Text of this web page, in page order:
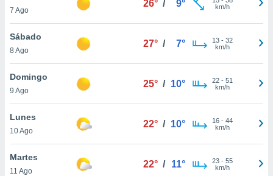
más
nuestra
y
de
disponible
7 Ago
26° / 9°
km/h
Sábado
8 Ago
27° / 7° 13- 32
km/h
Domingo
9 Ago
25° / 10° 22- 51
km/h
Lunes
10 Ago
22° / 10° 16- 44
km/h
Martes
11 Ago
22° / 11° 23- 55
km/h